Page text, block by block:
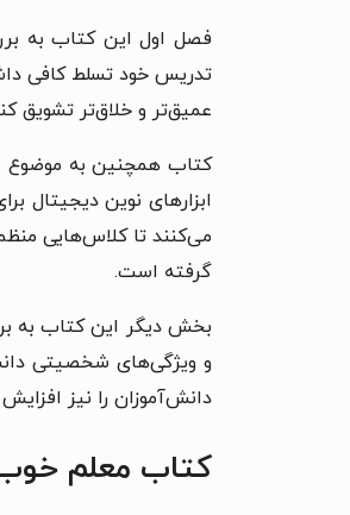
فصل اول این کتاب به
تدریس خود تسلط کافی
عمیق‌تر و خلاق‌تر تشویق
کتاب همچنین به موضوع
ابزارهای نوین دیجیتال
می‌کنند تا کلاس‌هایی
گرفته است.
بخش دیگر این کتاب به
و ویژگی‌های شخصیتی
دانش‌آموزان را نیز
کتاب معلم